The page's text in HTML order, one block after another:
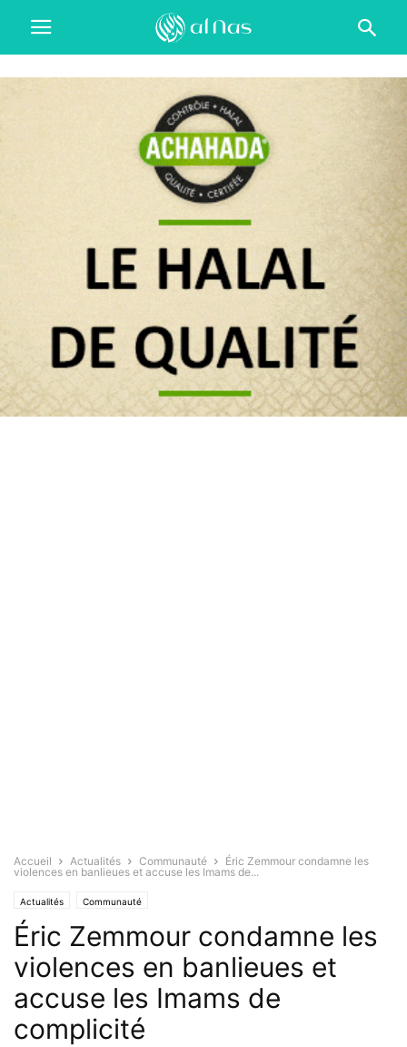
Accueil Actualités Communauté
Éric Zemmour condamne les
violences en banlieues et accuse les Imams de...
Actualités Communauté
Éric Zemmour condamne les
violences en banlieues et
accuse les Imams de
complicité